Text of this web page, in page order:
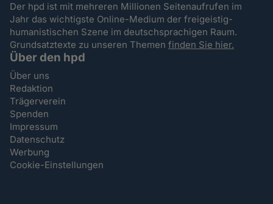
Der hpd ist mit mehreren Millionen Seitenaufrufen im
Jahr das wichtigste Online-Medium der freigeistig-
humanistischen Szene im deutschsprachigen Raum.
Grundsatztexte zu unseren Themenfinden Sie hier.
Über den hpd
Über uns
Redaktion
Trägerverein
Spenden
Impressum
Datenschutz
Werbung
Cookie-Einstellungen